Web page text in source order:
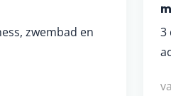
zwembad en
3